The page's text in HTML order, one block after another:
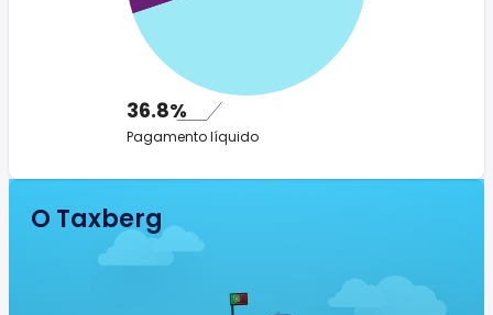
36.8%
Pagamento líquido
O Taxberg